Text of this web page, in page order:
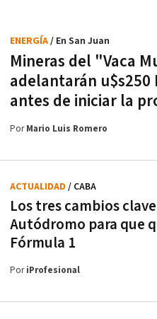
Mineras del "Vaca
adelantarán
antes de iniciar la
ENERGÍA/ En San Juan
PorMario Luis Romero
Los tres cambios
Autódromo para que
Fórmula 1
ACTUALIDAD / CABA
PoriProfesional